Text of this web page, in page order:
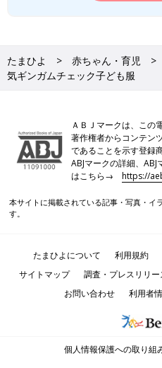
たまひよ 赤ちゃん・育児
気ギンガムチェック子ども服
ＡＢＪマークは、この
著作権者からコンテン
であることを示す登録
ABJマークの詳細、
はこちら→https://
本サイトに掲載されている記事・写真・イ
す。
たまひよについて 利用規約
サイトマップ
調査・プレスリリ
お問い合わせ
利用者
個人情報保護への取り組